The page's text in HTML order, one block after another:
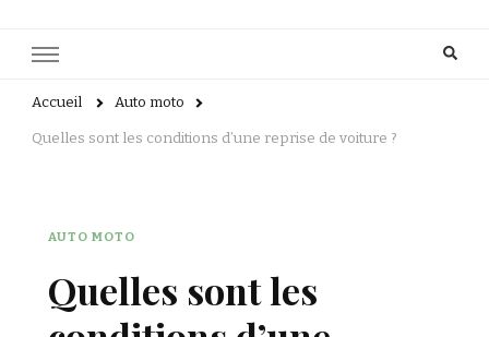
Accueil Auto moto
Quelles sont les conditions d’une reprise de voiture ?
AUTO MOTO
Quelles sont les